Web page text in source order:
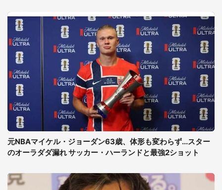
元NBAマイケル・ジョーダン63歳、体形も変わらず...スター
のオーラダダ漏れ サッカー・ハーランドと最強2ショット